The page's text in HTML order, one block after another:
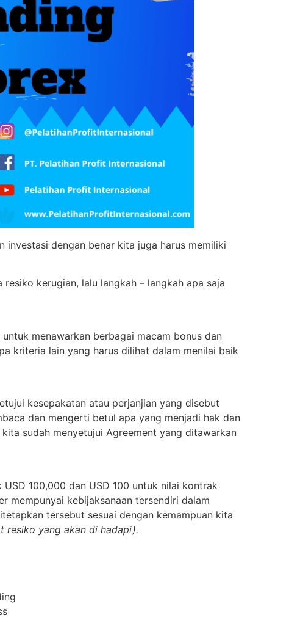
investasi dengan benar kita juga harus memiliki
kerugian, lalu langkah – langkah apa saja
menawarkan berbagai macam bonus dan
kriteria lain yang harus dilihat dalam menilai baik
kesepakatan atau perjanjian yang disebut
dan mengerti betul apa yang menjadi hak dan
sudah menyetujui Agreement yang ditawarkan
100,000 dan USD 100 untuk nilai kontrak
mempunyai kebijaksanaan tersendiri dalam
tersebut sesuai dengan kemampuan kita
resiko yang akan di hadapi).